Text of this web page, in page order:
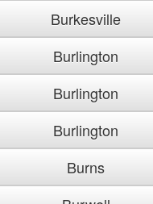
Burkesville
Burlington
Burlington
Burlington
Burns